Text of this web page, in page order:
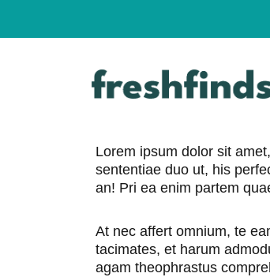
Lorem ipsum dolor sit
sententiae duo ut, his
an! Pri ea enim partem
At nec affert omnium, te
tacimates, et harum
agam theophrastus